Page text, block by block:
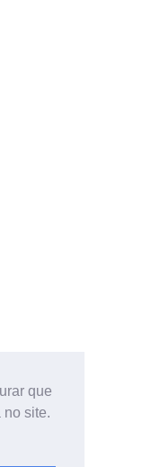
que
no site.